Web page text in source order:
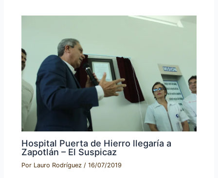
Hospital Puerta de Hierro llegaría a
Zapotlán – El Suspicaz
Por Lauro Rodríguez/16/07/2019